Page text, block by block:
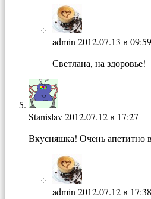
admin2012.07.13 в 09:59
Светлана, на здоровье!
Stanislav2012.07.12 в 17:27
Вкусняшка! Очень апетитно
admin2012.07.12 в 17:38